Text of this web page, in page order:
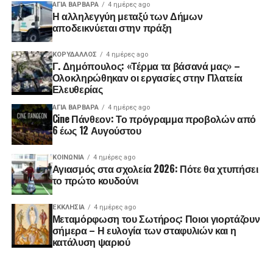
ΑΓΙΑ ΒΑΡΒΑΡΑ 4 ημέρες ago
Η αλληλεγγύη μεταξύ των Δήμων
αποδεικνύεται στην πράξη
ΚΟΡΥΔΑΛΛΟΣ 4 ημέρες ago
Γ. Δημόπουλος: «Τέρμα τα βάσανά μας» –
Ολοκληρώθηκαν οι εργασίες στην Πλατεία
Ελευθερίας
ΑΓΙΑ ΒΑΡΒΑΡΑ 4 ημέρες ago
Cine Πάνθεον: Το πρόγραμμα προβολών από
6 έως 12 Αυγούστου
ΚΟΙΝΩΝΊΑ 4 ημέρες ago
Αγιασμός στα σχολεία 2026: Πότε θα χτυπήσει
το πρώτο κουδούνι
ΕΚΚΛΗΣΊΑ 4 ημέρες ago
Μεταμόρφωση του Σωτήρος: Ποιοι γιορτάζουν
σήμερα – Η ευλογία των σταφυλιών και η
κατάλυση ψαριού